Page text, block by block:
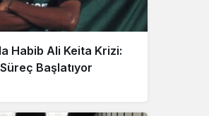
Habib Ali Keita Krizi:
Başlatıyor